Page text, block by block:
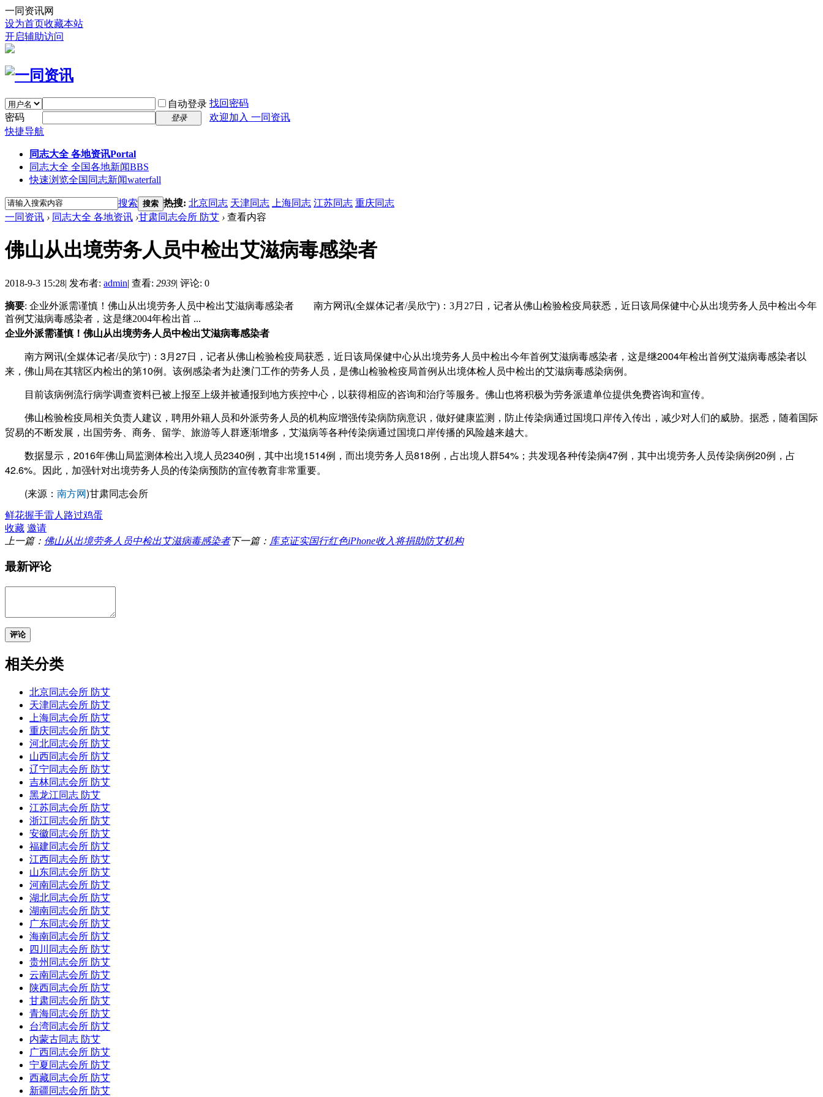
一同资讯网
设为首页收藏本站
开启辅助访问
自动登录 找回密码
密码
登录
欢迎加入 一同资讯
快捷导航
同志大全 各地资讯Portal
同志大全 全国各地新闻BBS
快速浏览全国同志新闻waterfall
搜索 搜索 热搜: 北京同志 天津同志 上海同志 江苏同志 重庆同志
一同资讯 › 同志大全 各地资讯 ›甘肃同志会所 防艾 › 查看内容
佛山从出境劳务人员中检出艾滋病毒感染者
2018-9-3 15:28| 发布者: admin| 查看: 2939| 评论: 0
摘要: 企业外派需谨慎！佛山从出境劳务人员中检出艾滋病毒感染者 南方网讯(全媒体记者/吴欣宁)：3月27日，记者从佛山检验检疫局获悉，近日该局保健中心从出境劳务人员中检出今年
首例艾滋病毒感染者，这是继2004年检出首 ...
企业外派需谨慎！佛山从出境劳务人员中检出艾滋病毒感染者
南方网讯(全媒体记者/吴欣宁)：3月27日，记者从佛山检验检疫局获悉，近日该局保健中心从出境劳务人员中检出今年首例艾滋病毒感染者，这是继2004年检出首例艾滋病毒感染者以
来，佛山局在其辖区内检出的第10例。该例感染者为赴澳门工作的劳务人员，是佛山检验检疫局首例从出境体检人员中检出的艾滋病毒感染病例。
目前该病例流行病学调查资料已被上报至上级并被通报到地方疾控中心，以获得相应的咨询和治疗等服务。佛山也将积极为劳务派遣单位提供免费咨询和宣传。
佛山检验检疫局相关负责人建议，聘用外籍人员和外派劳务人员的机构应增强传染病防病意识，做好健康监测，防止传染病通过国境口岸传入传出，减少对人们的威胁。据悉，随着国际
贸易的不断发展，出国劳务、商务、留学、旅游等人群逐渐增多，艾滋病等各种传染病通过国境口岸传播的风险越来越大。
数据显示，2016年佛山局监测体检出入境人员2340例，其中出境1514例，而出境劳务人员818例，占出境人群54%；共发现各种传染病47例，其中出境劳务人员传染病例20例，占
42.6%。因此，加强针对出境劳务人员的传染病预防的宣传教育非常重要。
(来源： 南方网)甘肃同志会所
鲜花握手雷人 路过鸡蛋
收藏 邀请
上一篇： 佛山从出境劳务人员中检出艾滋病毒感染者下一篇： 库克证实国行红色iPhone收入将捐助防艾机构
最新评论
评论
相关分类
北京同志会所 防艾
天津同志会所 防艾
上海同志会所 防艾
重庆同志会所 防艾
河北同志会所 防艾
山西同志会所 防艾
辽宁同志会所 防艾
吉林同志会所 防艾
黑龙江同志 防艾
江苏同志会所 防艾
浙江同志会所 防艾
安徽同志会所 防艾
福建同志会所 防艾
江西同志会所 防艾
山东同志会所 防艾
河南同志会所 防艾
湖北同志会所 防艾
湖南同志会所 防艾
广东同志会所 防艾
海南同志会所 防艾
四川同志会所 防艾
贵州同志会所 防艾
云南同志会所 防艾
陕西同志会所 防艾
甘肃同志会所 防艾
青海同志会所 防艾
台湾同志会所 防艾
内蒙古同志 防艾
广西同志会所 防艾
宁夏同志会所 防艾
西藏同志会所 防艾
新疆同志会所 防艾